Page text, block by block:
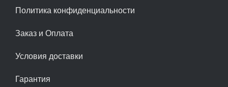
Политика конфиденциальности
Заказ и Оплата
Условия доставки
Гарантия